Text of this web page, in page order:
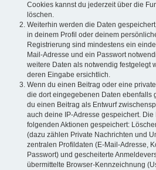
Cookies kannst du jederzeit über die
löschen.
Weiterhin werden die Daten
in deinem Profil oder deinem
Registrierung sind mindestens ein
Mail-Adresse und ein Passwort
weitere Daten als notwendig festgelegt
deren Eingabe ersichtlich.
Wenn du einen Beitrag oder eine
die dort eingegebenen Daten ebenfalls
du einen Beitrag als Entwurf
auch deine IP-Adresse gespeichert.
folgenden Aktionen gespeichert:
(dazu zählen Private Nachrichten und
zentralen Profildaten (E-Mail-Adresse,
Passwort) und gescheiterte
übermittelte Browser-Kennzeichnung